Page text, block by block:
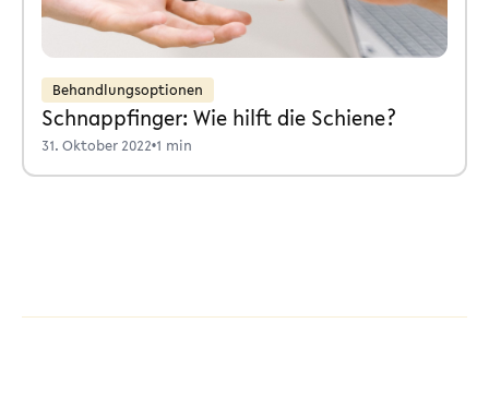
Behandlungsoptionen
Schnappfinger: Wie hilft die Schiene?
31. Oktober 2022•1 min